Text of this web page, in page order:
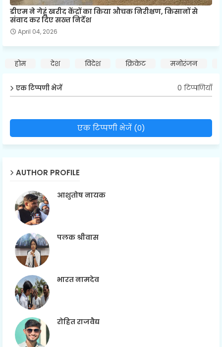
डीएम ने गेहूं खरीद केंद्रों का किया औचक निरीक्षण, किसानों से
संवाद कर दिए सख्त निर्देश
April 04, 2026
होम देश विदेश क्रिकेट मनोरंजन
एक टिप्पणी भेजें 0 टिप्पणियाँ
एक टिप्पणी भेजें (0)
AUTHOR PROFILE
आशुतोष नायक
पलक श्रीवास
भारत नामदेव
रोहित राजवैद्य